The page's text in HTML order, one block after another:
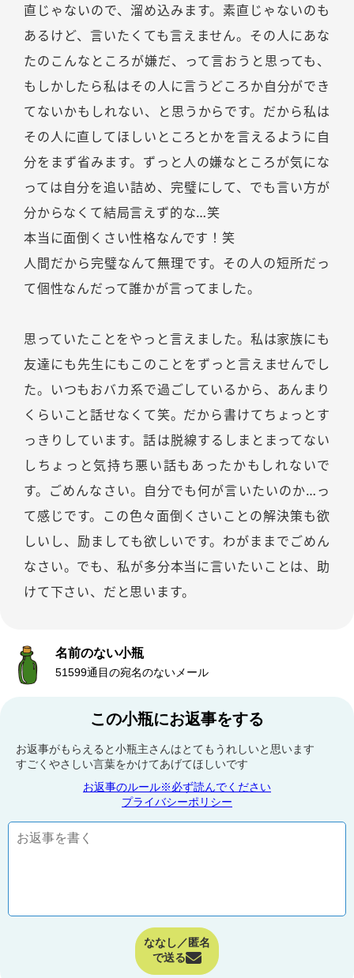
直じゃないので、溜め込みます。素直じゃないのも
あるけど、言いたくても言えません。その人にあな
たのこんなところが嫌だ、って言おうと思っても、
もしかしたら私はその人に言うどころか自分ができ
てないかもしれない、と思うからです。だから私は
その人に直してほしいところとかを言えるように自
分をまず省みます。ずっと人の嫌なところが気にな
っては自分を追い詰め、完璧にして、でも言い方が
分からなくて結局言えず的な…笑
本当に面倒くさい性格なんです！笑
人間だから完璧なんて無理です。その人の短所だっ
て個性なんだって誰かが言ってました。
思っていたことをやっと言えました。私は家族にも
友達にも先生にもこのことをずっと言えませんでし
た。いつもおバカ系で過ごしているから、あんまり
くらいこと話せなくて笑。だから書けてちょっとす
っきりしています。話は脱線するしまとまってない
しちょっと気持ち悪い話もあったかもしれないで
す。ごめんなさい。自分でも何が言いたいのか…っ
て感じです。この色々面倒くさいことの解決策も欲
しいし、励ましても欲しいです。わがままでごめん
なさい。でも、私が多分本当に言いたいことは、助
けて下さい、だと思います。
名前のない小瓶
51599通目の宛名のないメール
この小瓶にお返事をする
お返事がもらえると小瓶主さんはとてもうれしいと思います
すごくやさしい言葉をかけてあげてほしいです
お返事のルール※必ず読んでください
プライバシーポリシー
ななし／匿名
で送る